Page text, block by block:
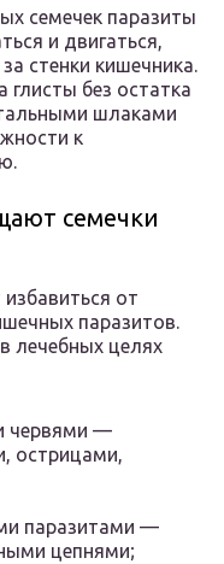
семечек паразиты
и двигаться,
стенки кишечника.
глисты без остатка
шлаками
к
семечки
от
паразитов.
лечебных целях
червями —
острицами,
паразитами —
цепнями;